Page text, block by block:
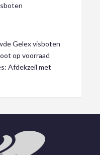
Gelex visboten
op voorraad
Afdekzeil met